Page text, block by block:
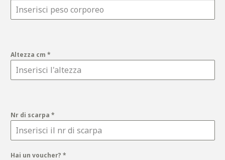
Altezza cm *
Nr di scarpa *
Hai un voucher? *